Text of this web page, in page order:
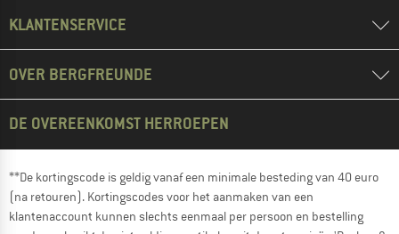
KLANTENSERVICE
OVER BERGFREUNDE
DE OVEREENKOMST HERROEPEN
**De kortingscode is geldig vanaf een minimale besteding van 40 euro
(na retouren). Kortingscodes voor het aanmaken van een
klantenaccount kunnen slechts eenmaal per persoon en bestelling